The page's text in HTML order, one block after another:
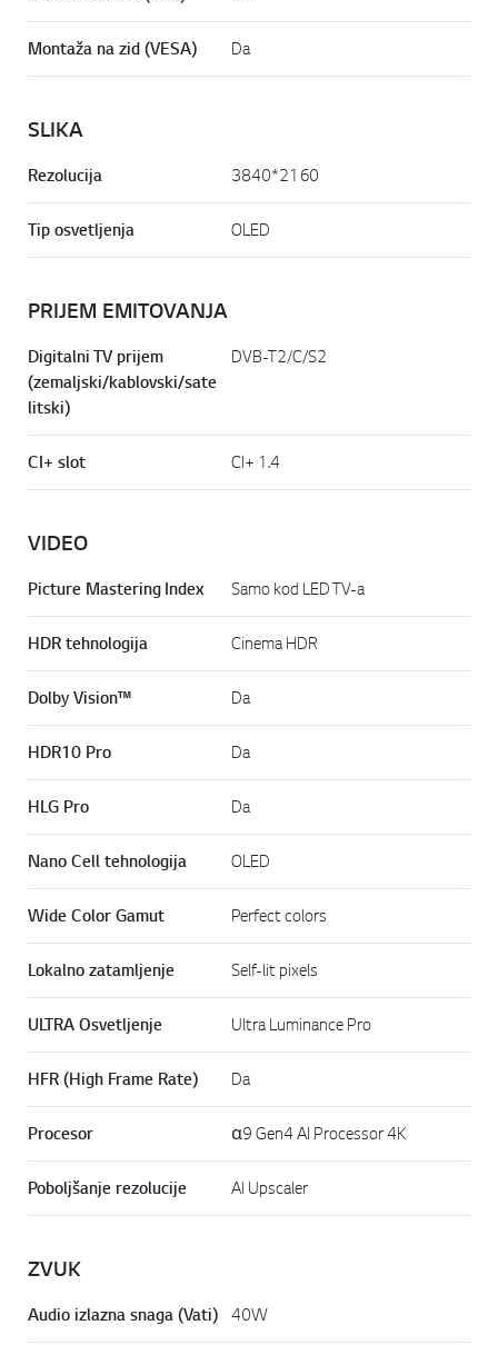
Montaža na zid (VESA) Da
SLIKA
Rezolucija 3840*2160
Tip osvetljenja OLED
PRIJEM EMITOVANJA
Digitalni TV prijem
(zemaljski/kablovski/sate
litski)
DVB-T2/C/S2
CI+ slot CI+ 1.4
VIDEO
Picture Mastering Index Samo kod LED TV-a
HDR tehnologija Cinema HDR
Dolby Vision™ Da
HDR10 Pro Da
HLG Pro Da
Nano Cell tehnologija OLED
Wide Color Gamut Perfect colors
Lokalno zatamljenje Self-lit pixels
ULTRA Osvetljenje Ultra Luminance Pro
HFR (High Frame Rate) Da
Procesor α9 Gen4 AI Processor 4K
Poboljšanje rezolucije AI Upscaler
ZVUK
Audio izlazna snaga (Vati) 40W